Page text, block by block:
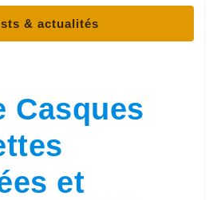
& actualités
Casques
et